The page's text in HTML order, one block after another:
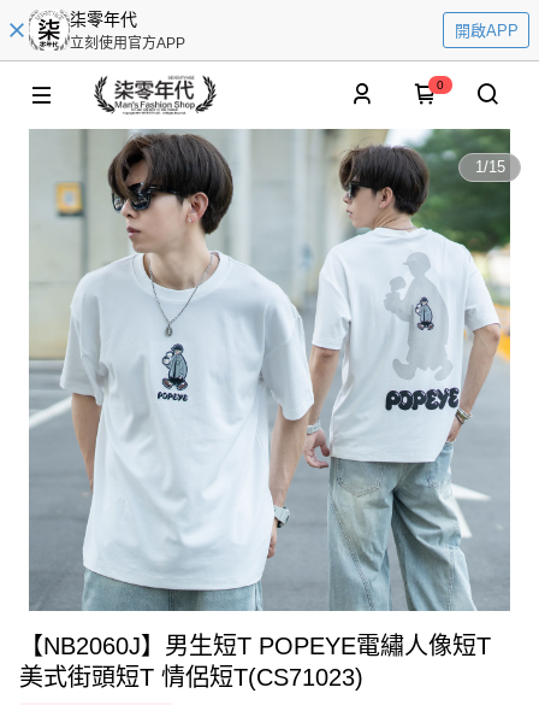
柒零年代
立刻使用官方APP
開啟APP
0
1/15
【NB2060J】男生短T POPEYE電繡人像短T
美式街頭短T 情侶短T(CS71023)